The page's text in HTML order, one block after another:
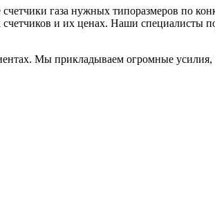
газа нужных типоразмеров по
и их ценах. Наши специалисты
Мы прикладываем огромные